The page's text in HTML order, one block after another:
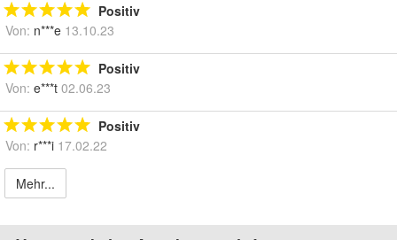
Positiv
Von: n***e 13.10.23
Positiv
Von: e***t 02.06.23
Positiv
Von: r***i 17.02.22
Mehr...